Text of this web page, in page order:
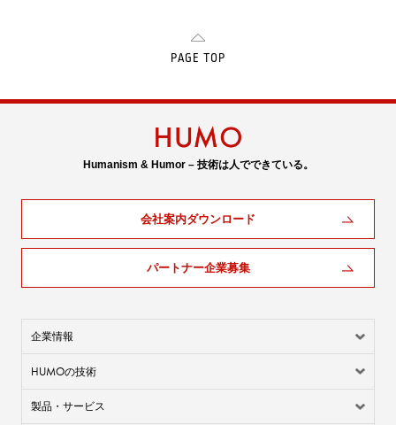
PAGE TOP
Humanism & Humor – 技術は人でできている。
会社案内ダウンロード
パートナー企業募集
企業情報
HUMOの技術
製品・サービス